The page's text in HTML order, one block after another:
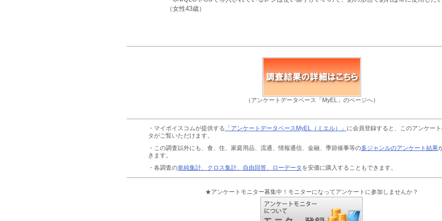
（女性43歳）
（アンケートデータベース「MyEL」のページへ）
・マイボイスコムが提供する 「アンケートデータベースMyEL（ミエル）」 に会員登録すると、このアンケー
タがご覧いただけます。
・この調査以外にも、食、住、家庭用品、流通、情報通信、金融、季節催事等の多ジャンルのアンケート結果
きます。
・各調査の単純集計、クロス集計、自由回答、ローデータ を安価に購入することもできます。
★アンケートモニター募集中！モニターになってアンケートに参加しませんか？